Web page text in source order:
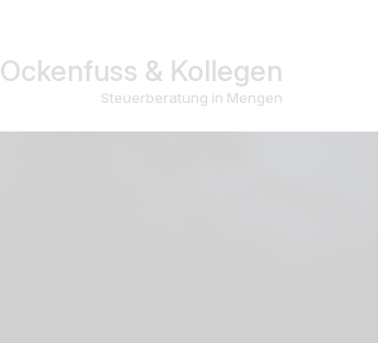
Ockenfuss & Kollegen
Steuerberatung in Mengen